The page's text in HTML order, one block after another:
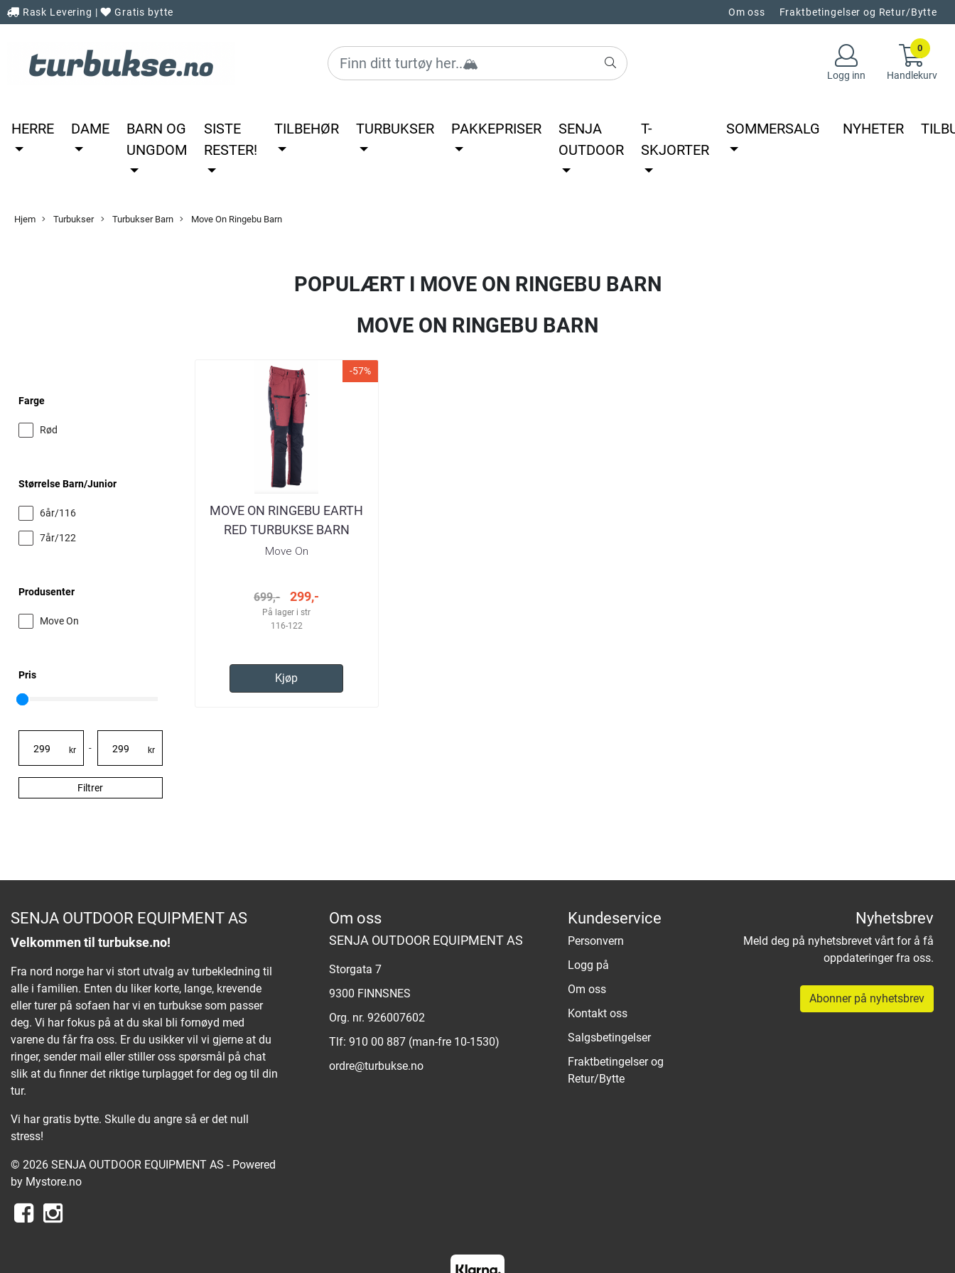
Rask Levering | Gratis bytte Om oss Fraktbetingelser og Retur/Bytte
Logg inn
0
Handlekurv
HERRE DAME
BARN OG
UNGDOM
SISTE
RESTER!
TILBEHØR TURBUKSER PAKKEPRISER
SENJA
OUTDOOR
T-
SKJORTER
SOMMERSALG NYHETER
Hjem Turbukser Turbukser Barn Move On Ringebu Barn
POPULÆRT I MOVE ON RINGEBU BARN
MOVE ON RINGEBU BARN
Farge
Rød
Størrelse Barn/junior
6år/116
7år/122
Produsenter
Move On
Pris
kr - kr
Filtrer
-57%
MOVE ON RINGEBU EARTH
RED TURBUKSE BARN
Move On
699,- 299,-
På lager i str
116-122
Kjøp
SENJA OUTDOOR EQUIPMENT AS
Velkommen til turbukse.no!
Fra nord norge har vi stort utvalg av turbekledning til
alle i familien. Enten du liker korte, lange, krevende
eller turer på sofaen har vi en turbukse som passer
deg. Vi har fokus på at du skal bli fornøyd med
varene du får fra oss. Er du usikker vil vi gjerne at du
ringer, sender mail eller stiller oss spørsmål på chat
slik at du finner det riktige turplagget for deg og til din
tur.
Vi har gratis bytte. Skulle du angre så er det null
stress!
© 2026 SENJA OUTDOOR EQUIPMENT AS - Powered
by Mystore.no
Om oss
SENJA OUTDOOR EQUIPMENT AS
Storgata 7
9300 FINNSNES
Org. nr. 926007602
Tlf: 910 00 887 (man-fre 10-1530)
ordre@turbukse.no
Kundeservice
Personvern
Logg på
Om oss
Kontakt oss
Salgsbetingelser
Fraktbetingelser og
Retur/Bytte
Nyhetsbrev
Meld deg på nyhetsbrevet vårt for å få
oppdateringer fra oss.
Abonner på nyhetsbrev